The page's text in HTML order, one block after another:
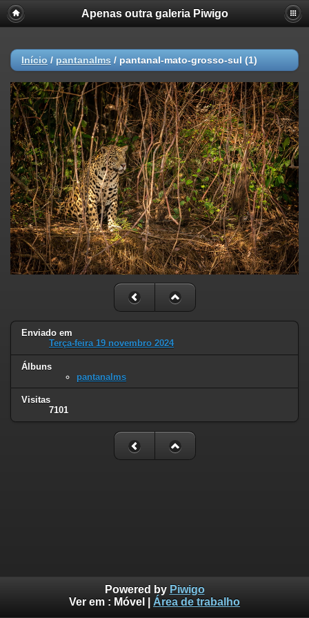
Apenas outra galeria Piwigo
Início / pantanalms / pantanal-mato-grosso-sul (1)
Enviado em
Terça-feira 19 novembro 2024
Álbuns
pantanalms
Visitas
7101
Powered by Piwigo
Ver em : Móvel Área de trabalho